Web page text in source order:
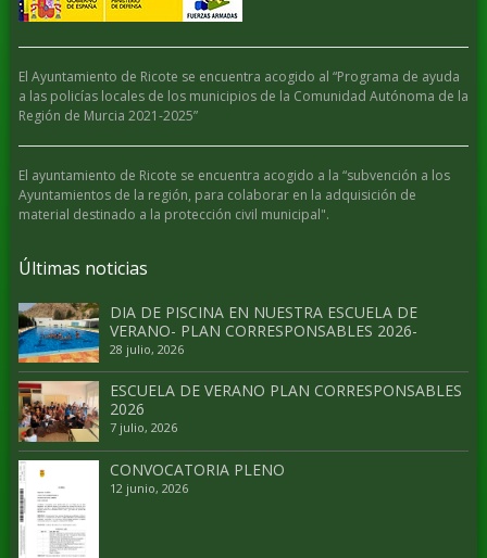
El Ayuntamiento de Ricote se encuentra acogido al “Programa de ayuda
a las policías locales de los municipios de la Comunidad Autónoma de la
Región de Murcia 2021-2025”
El ayuntamiento de Ricote se encuentra acogido a la “subvención a los
Ayuntamientos de la región, para colaborar en la adquisición de
material destinado a la protección civil municipal".
Últimas noticias
DIA DE PISCINA EN NUESTRA ESCUELA DE
VERANO- PLAN CORRESPONSABLES 2026-
28 julio, 2026
ESCUELA DE VERANO PLAN CORRESPONSABLES
2026
7 julio, 2026
CONVOCATORIA PLENO
12 junio, 2026